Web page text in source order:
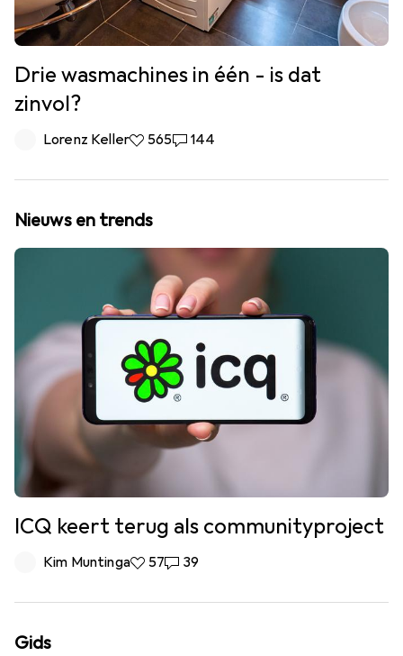
Drie wasmachines in één - is dat
zinvol?
Lorenz Keller565 Likes
565144 Reacties
144
Nieuws en trends
ICQ keert terug als communityproject
Kim Muntinga57 Likes
5739 Reacties
39
Gids